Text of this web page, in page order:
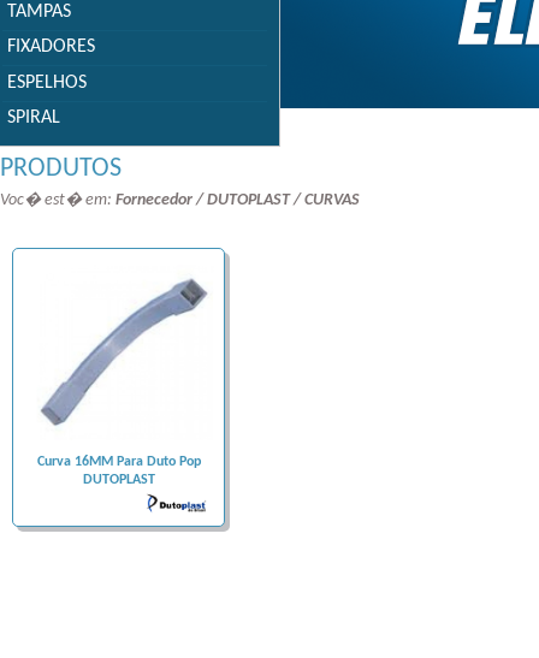
TAMPAS
FIXADORES
ESPELHOS
SPIRAL
PRODUTOS
Voc� est� em: Fornecedor / DUTOPLAST / CURVAS
Curva 16MM Para Duto Pop
DUTOPLAST